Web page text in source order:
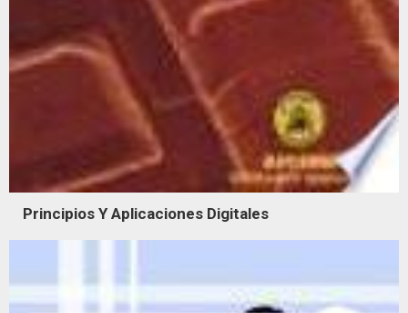
Principios Y Aplicaciones Digitales